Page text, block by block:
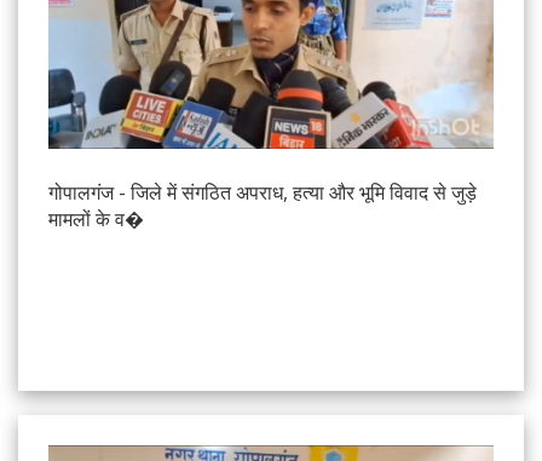
गोपालगंज - जिले में संगठित अपराध, हत्या और भूमि विवाद से जुड़े
मामलों के व�